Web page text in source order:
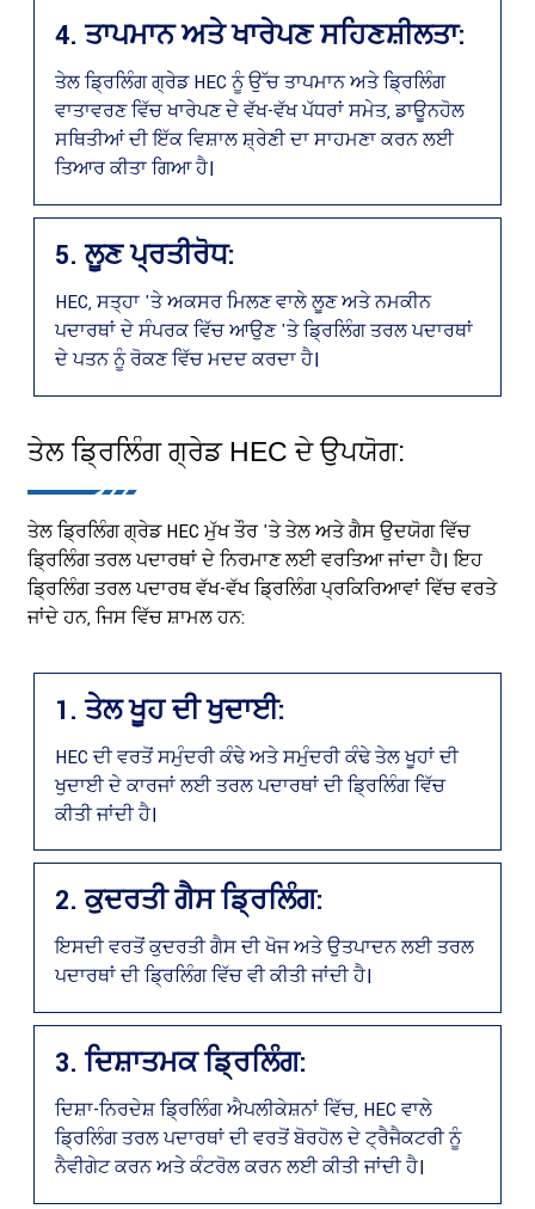
4. ਤਾਪਮਾਨ ਅਤੇ ਖਾਰੇਪਣ ਸਹਿਣਸ਼ੀਲਤਾ:
ਤੇਲ ਡ੍ਰਿਲਿੰਗ ਗ੍ਰੇਡ HEC ਨੂੰ ਉੱਚ ਤਾਪਮਾਨ ਅਤੇ ਡ੍ਰਿਲਿੰਗ
ਵਾਤਾਵਰਣ ਵਿੱਚ ਖਾਰੇਪਣ ਦੇ ਵੱਖ-ਵੱਖ ਪੱਧਰਾਂ ਸਮੇਤ, ਡਾਊਨਹੋਲ
ਸਥਿਤੀਆਂ ਦੀ ਇੱਕ ਵਿਸ਼ਾਲ ਸ਼੍ਰੇਣੀ ਦਾ ਸਾਹਮਣਾ ਕਰਨ ਲਈ
ਤਿਆਰ ਕੀਤਾ ਗਿਆ ਹੈ।
5. ਲੂਣ ਪ੍ਰਤੀਰੋਧ:
HEC, ਸਤ੍ਹਾ 'ਤੇ ਅਕਸਰ ਮਿਲਣ ਵਾਲੇ ਲੂਣ ਅਤੇ ਨਮਕੀਨ
ਪਦਾਰਥਾਂ ਦੇ ਸੰਪਰਕ ਵਿੱਚ ਆਉਣ 'ਤੇ ਡ੍ਰਿਲਿੰਗ ਤਰਲ ਪਦਾਰਥਾਂ
ਦੇ ਪਤਨ ਨੂੰ ਰੋਕਣ ਵਿੱਚ ਮਦਦ ਕਰਦਾ ਹੈ।
ਤੇਲ ਡ੍ਰਿਲਿੰਗ ਗ੍ਰੇਡ HEC ਦੇ ਉਪਯੋਗ:
ਤੇਲ ਡ੍ਰਿਲਿੰਗ ਗ੍ਰੇਡ HEC ਮੁੱਖ ਤੌਰ 'ਤੇ ਤੇਲ ਅਤੇ ਗੈਸ ਉਦਯੋਗ ਵਿੱਚ
ਡ੍ਰਿਲਿੰਗ ਤਰਲ ਪਦਾਰਥਾਂ ਦੇ ਨਿਰਮਾਣ ਲਈ ਵਰਤਿਆ ਜਾਂਦਾ ਹੈ। ਇਹ
ਡ੍ਰਿਲਿੰਗ ਤਰਲ ਪਦਾਰਥ ਵੱਖ-ਵੱਖ ਡ੍ਰਿਲਿੰਗ ਪ੍ਰਕਿਰਿਆਵਾਂ ਵਿੱਚ ਵਰਤੇ
ਜਾਂਦੇ ਹਨ, ਜਿਸ ਵਿੱਚ ਸ਼ਾਮਲ ਹਨ:
1. ਤੇਲ ਖੂਹ ਦੀ ਖੁਦਾਈ:
HEC ਦੀ ਵਰਤੋਂ ਸਮੁੰਦਰੀ ਕੰਢੇ ਅਤੇ ਸਮੁੰਦਰੀ ਕੰਢੇ ਤੇਲ ਖੂਹਾਂ ਦੀ
ਖੁਦਾਈ ਦੇ ਕਾਰਜਾਂ ਲਈ ਤਰਲ ਪਦਾਰਥਾਂ ਦੀ ਡ੍ਰਿਲਿੰਗ ਵਿੱਚ
ਕੀਤੀ ਜਾਂਦੀ ਹੈ।
2. ਕੁਦਰਤੀ ਗੈਸ ਡ੍ਰਿਲਿੰਗ:
ਇਸਦੀ ਵਰਤੋਂ ਕੁਦਰਤੀ ਗੈਸ ਦੀ ਖੋਜ ਅਤੇ ਉਤਪਾਦਨ ਲਈ ਤਰਲ
ਪਦਾਰਥਾਂ ਦੀ ਡ੍ਰਿਲਿੰਗ ਵਿੱਚ ਵੀ ਕੀਤੀ ਜਾਂਦੀ ਹੈ।
3. ਦਿਸ਼ਾਤਮਕ ਡ੍ਰਿਲਿੰਗ:
ਦਿਸ਼ਾ-ਨਿਰਦੇਸ਼ ਡ੍ਰਿਲਿੰਗ ਐਪਲੀਕੇਸ਼ਨਾਂ ਵਿੱਚ, HEC ਵਾਲੇ
ਡ੍ਰਿਲਿੰਗ ਤਰਲ ਪਦਾਰਥਾਂ ਦੀ ਵਰਤੋਂ ਬੋਰਹੋਲ ਦੇ ਟ੍ਰੈਜੈਕਟਰੀ ਨੂੰ
ਨੈਵੀਗੇਟ ਕਰਨ ਅਤੇ ਕੰਟਰੋਲ ਕਰਨ ਲਈ ਕੀਤੀ ਜਾਂਦੀ ਹੈ।